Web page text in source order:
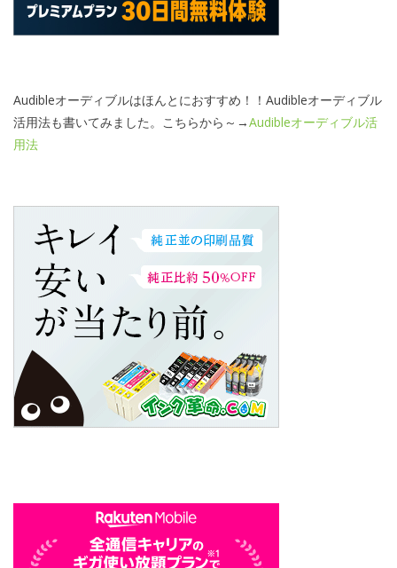
Audibleオーディブルはほんとにおすすめ！！Audibleオーディブル
活用法も書いてみました。こちらから～→Audibleオーディブル活
用法